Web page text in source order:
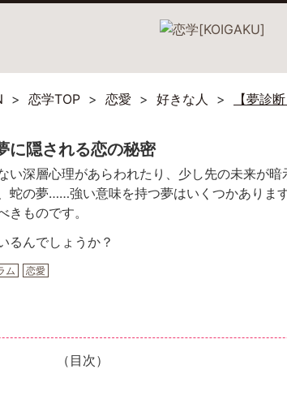
恋学TOP 恋愛 好きな人 【夢診
に隠される恋の秘密
い深層心理があらわれたり、少し先の未来が暗
蛇の夢……強い意味を持つ夢はいくつかありま
ものです。
るんでしょうか？
ム 恋愛
（目次）